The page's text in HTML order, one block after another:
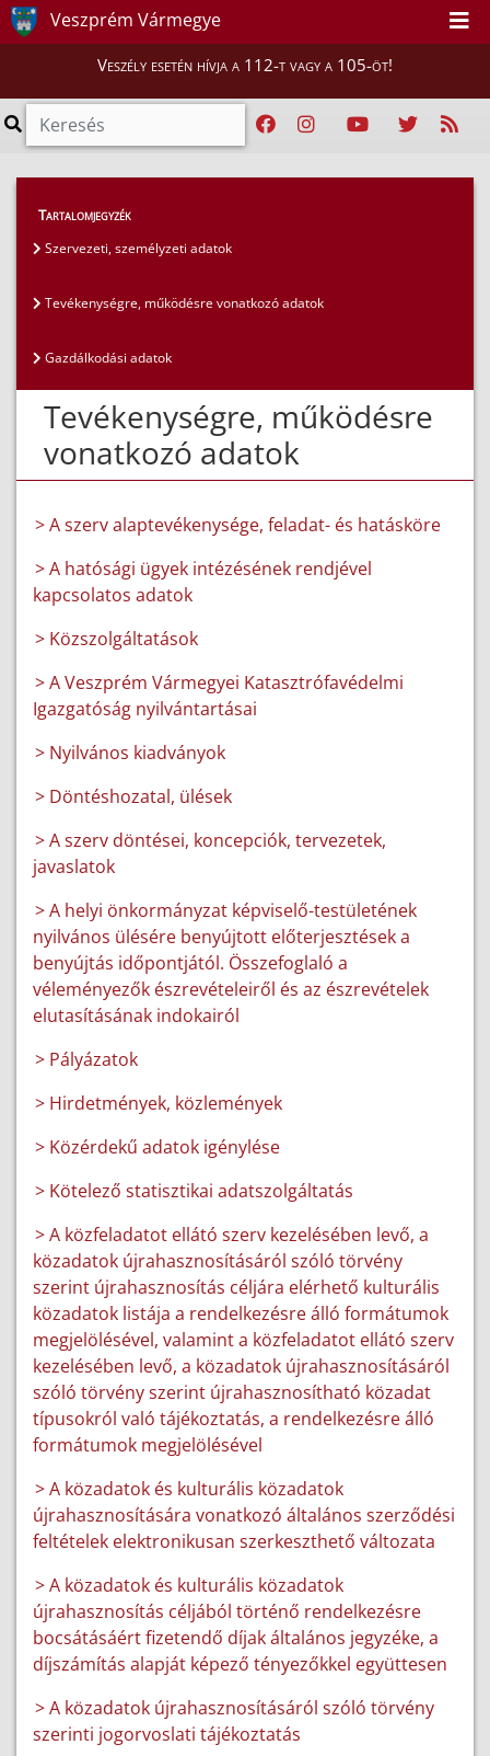
Veszprém Vármegye
Veszély esetén hívja a 112-t vagy a 105-öt!
Közérdekű adatok
Tevékenységre, működésre vonatkozó adatok
Tartalomjegyzék
Szervezeti, személyzeti adatok
Tevékenységre, működésre vonatkozó adatok
Gazdálkodási adatok
Tevékenységre, működésre
vonatkozó adatok
> A szerv alaptevékenysége, feladat- és hatásköre
> A hatósági ügyek intézésének rendjével
kapcsolatos adatok
> Közszolgáltatások
> A Veszprém Vármegyei Katasztrófavédelmi
Igazgatóság nyilvántartásai
> Nyilvános kiadványok
> Döntéshozatal, ülések
> A szerv döntései, koncepciók, tervezetek,
javaslatok
> A helyi önkormányzat képviselő-testületének
nyilvános ülésére benyújtott előterjesztések a
benyújtás időpontjától. Összefoglaló a
véleményezők észrevételeiről és az észrevételek
elutasításának indokairól
> Pályázatok
> Hirdetmények, közlemények
> Közérdekű adatok igénylése
> Kötelező statisztikai adatszolgáltatás
> A közfeladatot ellátó szerv kezelésében levő, a
közadatok újrahasznosításáról szóló törvény
szerint újrahasznosítás céljára elérhető kulturális
közadatok listája a rendelkezésre álló formátumok
megjelölésével, valamint a közfeladatot ellátó szerv
kezelésében levő, a közadatok újrahasznosításáról
szóló törvény szerint újrahasznosítható közadat
típusokról való tájékoztatás, a rendelkezésre álló
formátumok megjelölésével
> A közadatok és kulturális közadatok
újrahasznosítására vonatkozó általános szerződési
feltételek elektronikusan szerkeszthető változata
> A közadatok és kulturális közadatok
újrahasznosítás céljából történő rendelkezésre
bocsátásáért fizetendő díjak általános jegyzéke, a
díjszámítás alapját képező tényezőkkel együttesen
> A közadatok újrahasznosításáról szóló törvény
szerinti jogorvoslati tájékoztatás